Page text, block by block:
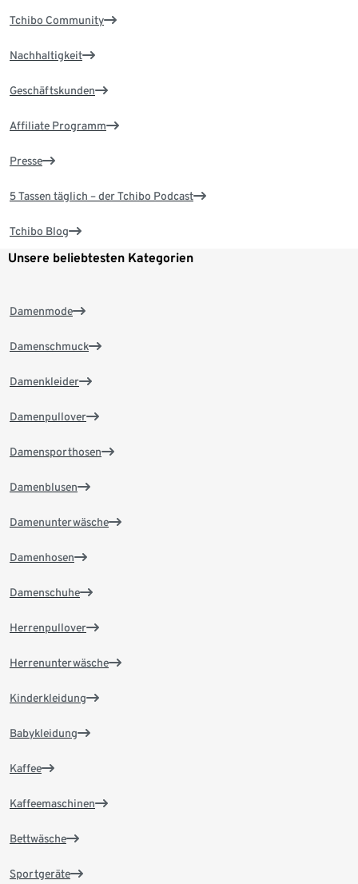
Tchibo Community
Nachhaltigkeit
Geschäftskunden
Affiliate Programm
Presse
5 Tassen täglich – der Tchibo Podcast
Tchibo Blog
Unsere beliebtesten Kategorien
Damenmode
Damenschmuck
Damenkleider
Damenpullover
Damensporthosen
Damenblusen
Damenunterwäsche
Damenhosen
Damenschuhe
Herrenpullover
Herrenunterwäsche
Kinderkleidung
Babykleidung
Kaffee
Kaffeemaschinen
Bettwäsche
Sportgeräte